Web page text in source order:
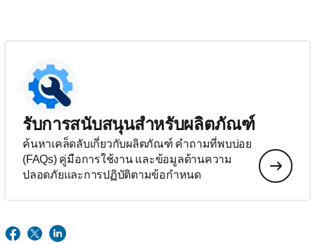
รับการสนับสนุนสำหรับผลิตภัณฑ์
ค้นหาเคล็ดลับเกี่ยวกับผลิตภัณฑ์ คำถามที่พบบ่อย
(FAQs) คู่มือการใช้งาน และข้อมูลด้านความ
ปลอดภัยและการปฏิบัติตามข้อกำหนด